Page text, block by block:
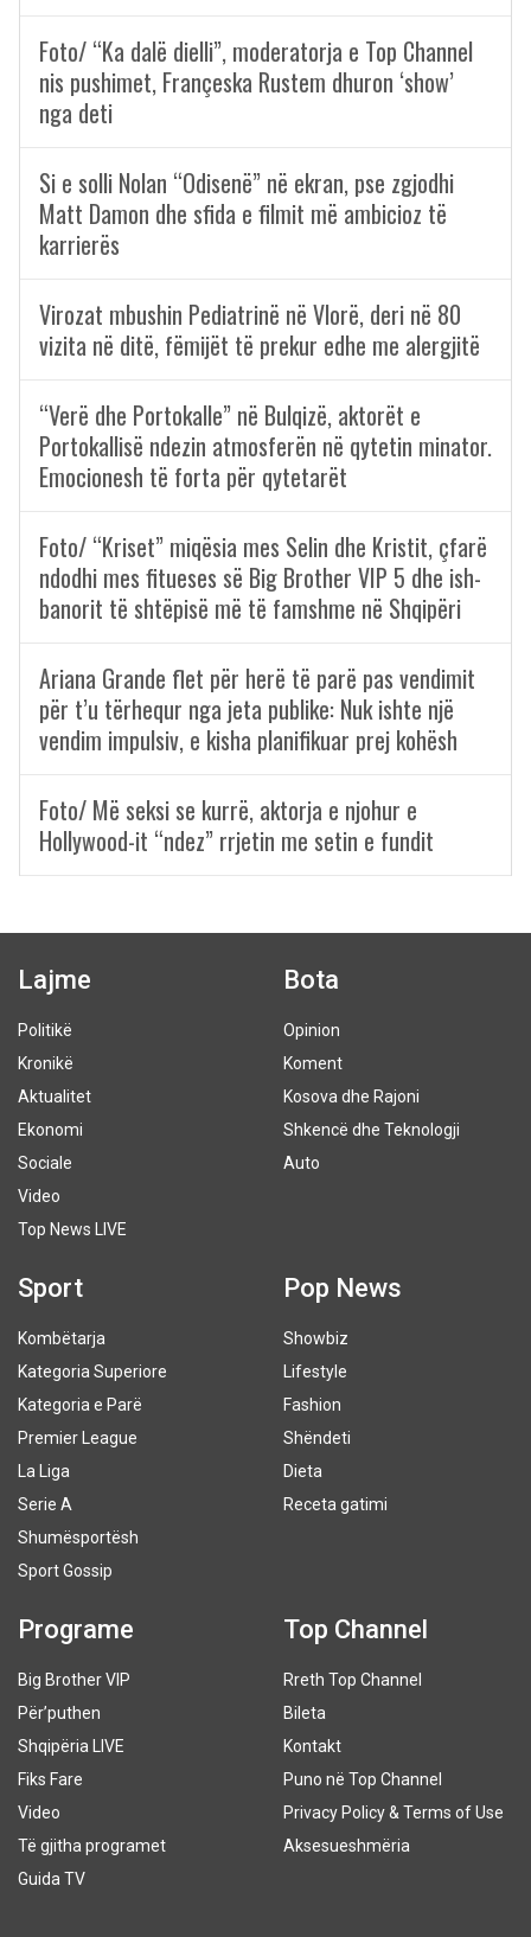
Foto/ “Ka dalë dielli”, moderatorja e Top Channel
nis pushimet, Françeska Rustem dhuron ‘show’
nga deti
Si e solli Nolan “Odisenë” në ekran, pse zgjodhi
Matt Damon dhe sfida e filmit më ambicioz të
karrierës
Virozat mbushin Pediatrinë në Vlorë, deri në 80
vizita në ditë, fëmijët të prekur edhe me alergjitë
“Verë dhe Portokalle” në Bulqizë, aktorët e
Portokallisë ndezin atmosferën në qytetin minator.
Emocionesh të forta për qytetarët
Foto/ “Kriset” miqësia mes Selin dhe Kristit, çfarë
ndodhi mes fitueses së Big Brother VIP 5 dhe ish-
banorit të shtëpisë më të famshme në Shqipëri
Ariana Grande flet për herë të parë pas vendimit
për t’u tërhequr nga jeta publike: Nuk ishte një
vendim impulsiv, e kisha planifikuar prej kohësh
Foto/ Më seksi se kurrë, aktorja e njohur e
Hollywood-it “ndez” rrjetin me setin e fundit
Lajme
Politikë
Kronikë
Aktualitet
Ekonomi
Sociale
Video
Top News LIVE
Bota
Opinion
Koment
Kosova dhe Rajoni
Shkencë dhe Teknologji
Auto
Sport
Kombëtarja
Kategoria Superiore
Kategoria e Parë
Premier League
La Liga
Serie A
Shumësportësh
Sport Gossip
Pop News
Showbiz
Lifestyle
Fashion
Shëndeti
Dieta
Receta gatimi
Programe
Big Brother VIP
Për’puthen
Shqipëria LIVE
Fiks Fare
Video
Të gjitha programet
Guida TV
Top Channel
Rreth Top Channel
Bileta
Kontakt
Puno në Top Channel
Privacy Policy & Terms of Use
Aksesueshmëria